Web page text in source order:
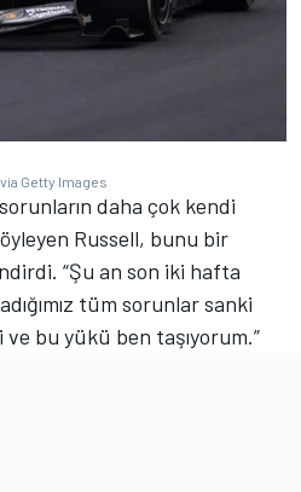
Getty Images
daha çok kendi
Russell, bunu bir
“Şu an son iki hafta
tüm sorunlar sanki
ve bu yükü ben taşıyorum.”